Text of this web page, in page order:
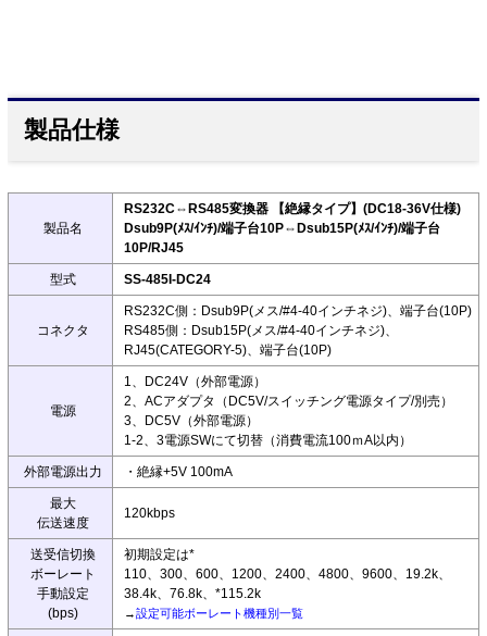
製品仕様
製品名
RS232C⇔RS485変換器 【絶縁タイプ】(DC18-36V仕様)
Dsub9P(ﾒｽ/ｲﾝﾁ)/端子台10P⇔Dsub15P(ﾒｽ/ｲﾝﾁ)/端子台
10P/RJ45
型式 SS-485I-DC24
コネクタ
RS232C側：Dsub9P(メス/#4-40インチネジ)、端子台(10P)
RS485側：Dsub15P(メス/#4-40インチネジ)、
RJ45(CATEGORY-5)、端子台(10P)
電源
1、DC24V（外部電源）
2、ACアダプタ（DC5V/スイッチング電源タイプ/別売）
3、DC5V（外部電源）
1-2、3電源SWにて切替（消費電流100ｍA以内）
外部電源出力 ・絶縁+5V 100mA
最大
伝送速度
120kbps
送受信切換
ボーレート
手動設定
(bps)
初期設定は*
110、300、600、1200、2400、4800、9600、19.2k、
38.4k、76.8k、*115.2k
→設定可能ボーレート機種別一覧